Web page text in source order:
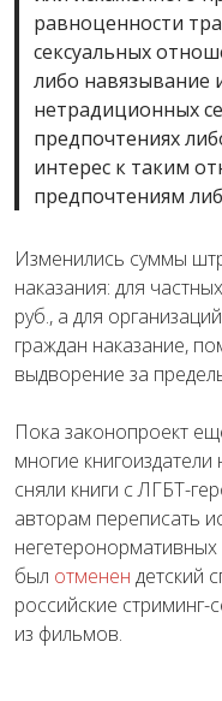
равноценности
сексуальных
либо навязывание
нетрадиционных
предпочтениях
интерес к таким
предпочтениям
Изменились суммы
наказания: для
руб., а для
граждан наказание,
выдворение за
Пока законопроект
многие
сняли книги с ЛГБТ-
авторам переписать
был отменен детский
российские стриминг-
из фильмов.